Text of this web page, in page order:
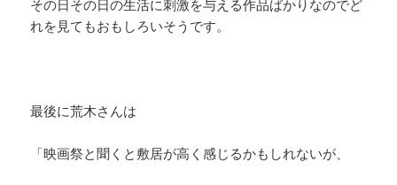
その日その日の生活に刺激を与える作品ばかりなのでど
れを見てもおもしろいそうです。
最後に荒木さんは
「映画祭と聞くと敷居が高く感じるかもしれないが、